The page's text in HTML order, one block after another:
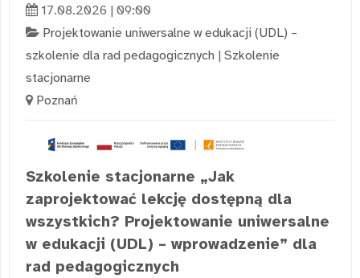
17.08.2026 | 09:00
Projektowanie uniwersalne w edukacji (UDL) –
szkolenie dla rad pedagogicznych | Szkolenie
stacjonarne
Poznań
Szkolenie stacjonarne „Jak
zaprojektować lekcję dostępną dla
wszystkich? Projektowanie uniwersalne
w edukacji (UDL) – wprowadzenie” dla
rad pedagogicznych